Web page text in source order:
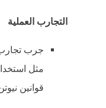
التجارب العملية
جرب
مثل
قوانين